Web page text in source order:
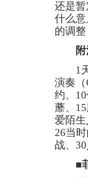
还是
什么
的调
附
1天
演奏
约、
蘼、
爱陌
26当
战、
■